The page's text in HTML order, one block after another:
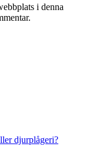
i denna
djurplågeri?